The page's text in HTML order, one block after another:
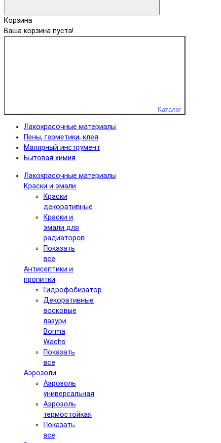
Корзина
Ваша корзина пуста!
Каталог
Лакокрасочные материалы
Пены, герметики, клея
Малярный инструмент
Бытовая химия
Лакокрасочные материалы
Краски и эмали
Краски
декоративные
Краски и
эмали для
радиаторов
Показать
все
Антисептики и
пропитки
Гидрофобизатор
Декоративные
восковые
лазури
Borma
Wachs
Показать
все
Аэрозоли
Аэрозоль
универсальная
Аэрозоль
термостойкая
Показать
все